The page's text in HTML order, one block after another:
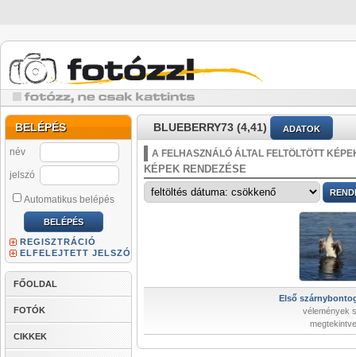
BELÉPÉS
név
jelszó
Automatikus belépés
REGISZTRÁCIÓ
ELFELEJTETT JELSZÓ
FŐOLDAL
FOTÓK
CIKKEK
BLUEBERRY73 (4,41) ADATOK
A FELHASZNÁLÓ ÁLTAL FELTÖLTÖTT
KÉPEK RENDEZÉSE
Első
vélemények